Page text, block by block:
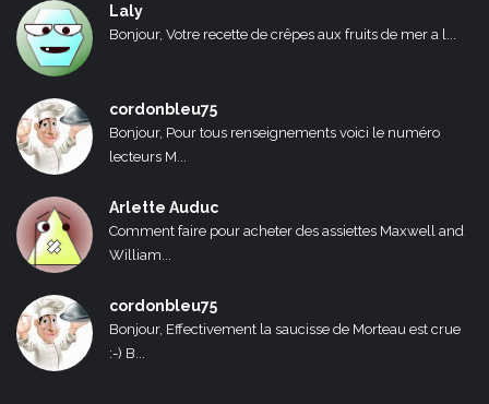
Laly
Bonjour, Votre recette de crêpes aux fruits de mer a l...
cordonbleu75
Bonjour, Pour tous renseignements voici le numéro
lecteurs M...
Arlette Auduc
Comment faire pour acheter des assiettes Maxwell and
William...
cordonbleu75
Bonjour, Effectivement la saucisse de Morteau est crue
:-) B...